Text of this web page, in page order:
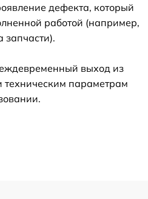
дефекта, который
работой (например,
запчасти).
выход из
техническим параметрам